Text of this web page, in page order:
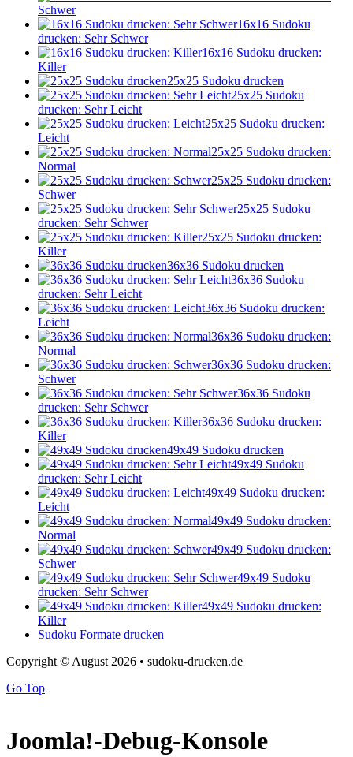
Schwer
16x16 Sudoku
drucken: Sehr Schwer
16x16 Sudoku drucken:
Killer
25x25 Sudoku drucken
25x25 Sudoku
drucken: Sehr Leicht
25x25 Sudoku drucken:
Leicht
25x25 Sudoku drucken:
Normal
25x25 Sudoku drucken:
Schwer
25x25 Sudoku
drucken: Sehr Schwer
25x25 Sudoku drucken:
Killer
36x36 Sudoku drucken
36x36 Sudoku
drucken: Sehr Leicht
36x36 Sudoku drucken:
Leicht
36x36 Sudoku drucken:
Normal
36x36 Sudoku drucken:
Schwer
36x36 Sudoku
drucken: Sehr Schwer
36x36 Sudoku drucken:
Killer
49x49 Sudoku drucken
49x49 Sudoku
drucken: Sehr Leicht
49x49 Sudoku drucken:
Leicht
49x49 Sudoku drucken:
Normal
49x49 Sudoku drucken:
Schwer
49x49 Sudoku
drucken: Sehr Schwer
49x49 Sudoku drucken:
Killer
Sudoku Formate drucken
Copyright © August 2026 • sudoku-drucken.de
Go Top
Joomla!-Debug-Konsole